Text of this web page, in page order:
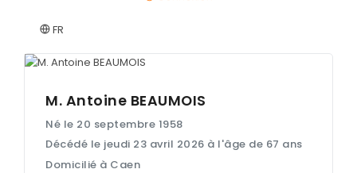
Entretien de sépulture
Livraison de Fleurs Naturelles
Livraison de plaques
Nos capitons funéraires
NOTRE AGENCE
ESPACE FAMILLE
FR
M. Antoine BEAUMOIS
Né le 20 septembre 1958
Décédé le jeudi 23 avril 2026 à l'âge de 67 ans
Domicilié à Caen